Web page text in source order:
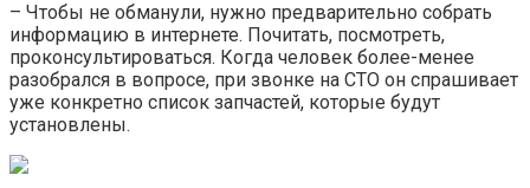
– Чтобы не обманули, нужно предварительно собрать
информацию в интернете. Почитать, посмотреть,
проконсультироваться. Когда человек более-менее
разобрался в вопросе, при звонке на СТО он спрашивает
уже конкретно список запчастей, которые будут
установлены.